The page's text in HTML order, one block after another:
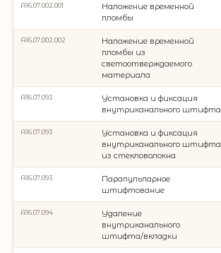
А16.07.002.001
Наложение временной
пломбы
А16.07.002.002
Наложение временной
пломбы из
светоотверждаемого
материала
А16.07.093
Установка и фиксация
внутриканального штифта
А16.07.093
Установка и фиксация
внутриканального штифта
из стекловолокна
A16.07.093
Парапульпарное
штифтование
A16.07.094
Удаление
внутриканального
штифта/вкладки